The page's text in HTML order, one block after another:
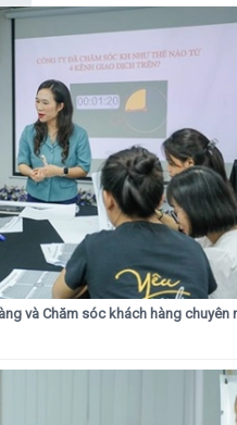
và Chăm sóc khách hàng chuyên